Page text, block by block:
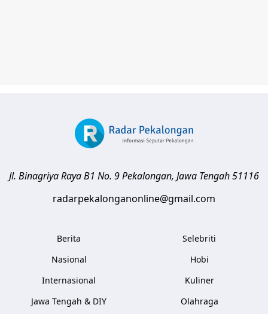
Jl. Binagriya Raya B1 No. 9Pekalongan, Jawa Tengah51116
radarpekalonganonline@gmail.com
Berita
Nasional
Internasional
Jawa Tengah & DIY
Selebriti
Hobi
Kuliner
Olahraga